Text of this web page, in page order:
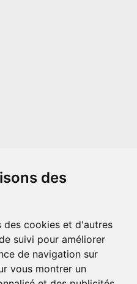
des
des cookies et d'autres
suivi pour améliorer
de navigation sur
vous montrer un
LTD © Marvel. Tous droits
et n'est en aucun cas lié de
Walt Disney Company, Pixar,
ou associés. Toute demande